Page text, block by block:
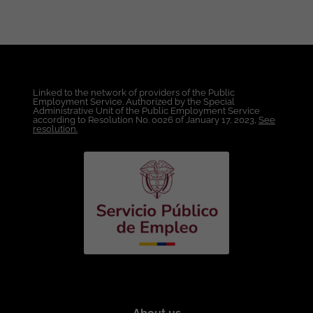
Infraestructura o Telecomunicaciones.
Relacionamiento con clientes
corporativos y canales de tecnología.
Administración y soporte de redes
empresariales (LAN, WAN, WLAN,
Routing, Switching y SD-WAN).
Protocolos de red y conectividad (VLAN,
OSPF, BGP, redes inalámbricas y
datacenter). Soluciones de
ciberseguridad perimetral y de red
(Firewalls NGFW, VPN, IPS/IDS, NAC y
Linked to the network of providers of the Public
Employment Service. Authorized by the Special
Administrative Unit of the Public Employment Service
according to Resolution No. 0026 of January 17, 2023, See
resolution.